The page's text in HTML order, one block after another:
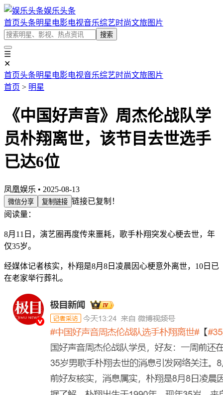
娱乐头条
首页头条明星 电影电视音乐综艺时尚文旅图片
搜索
☰
✕
首页头条明星 电影电视音乐综艺时尚文旅图片
首页 > 明星
《中国好声音》周杰伦战队学
员朴翔离世，该节目去世选手
已达6位
凤凰娱乐 • 2025-08-13
微信分享 复制链接 链接已复制！
阅读量：
8月11日，演艺圈再度传来噩耗，歌手朴翔突发心梗去世，年
仅35岁。
经媒体记者核实，朴翔是8月8日凌晨因心梗意外离世，10日已
在老家举行葬礼。